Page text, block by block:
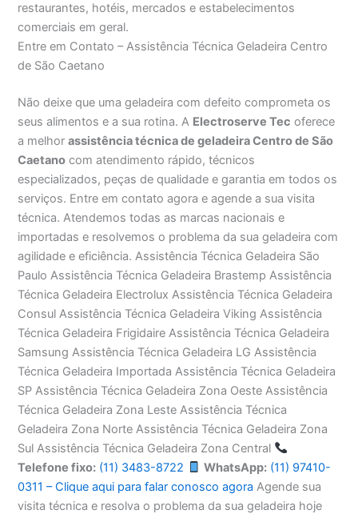
restaurantes, hotéis, mercados e estabelecimentos
comerciais em geral.
Entre em Contato – Assistência Técnica Geladeira Centro
de São Caetano
Não deixe que uma geladeira com defeito comprometa os
seus alimentos e a sua rotina. A Electroserve Tec oferece
a melhorassistência técnica de geladeira Centro de São
Caetano com atendimento rápido, técnicos
especializados, peças de qualidade e garantia em todos os
serviços. Entre em contato agora e agende a sua visita
técnica. Atendemos todas as marcas nacionais e
importadas e resolvemos o problema da sua geladeira com
agilidade e eficiência. Assistência Técnica Geladeira São
Paulo Assistência Técnica Geladeira Brastemp Assistência
Técnica Geladeira Electrolux Assistência Técnica Geladeira
Consul Assistência Técnica Geladeira Viking Assistência
Técnica Geladeira Frigidaire Assistência Técnica Geladeira
Samsung Assistência Técnica Geladeira LG Assistência
Técnica Geladeira Importada Assistência Técnica Geladeira
SP Assistência Técnica Geladeira Zona Oeste Assistência
Técnica Geladeira Zona Leste Assistência Técnica
Geladeira Zona Norte Assistência Técnica Geladeira Zona
Sul Assistência Técnica Geladeira Zona Central
Telefone fixo: (11) 3483-8722 WhatsApp: (11) 97410-
0311 – Clique aqui para falar conosco agora Agende sua
visita técnica e resolva o problema da sua geladeira hoje